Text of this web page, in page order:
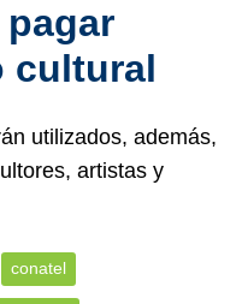
cultural
utilizados, además,
artistas y
conatel